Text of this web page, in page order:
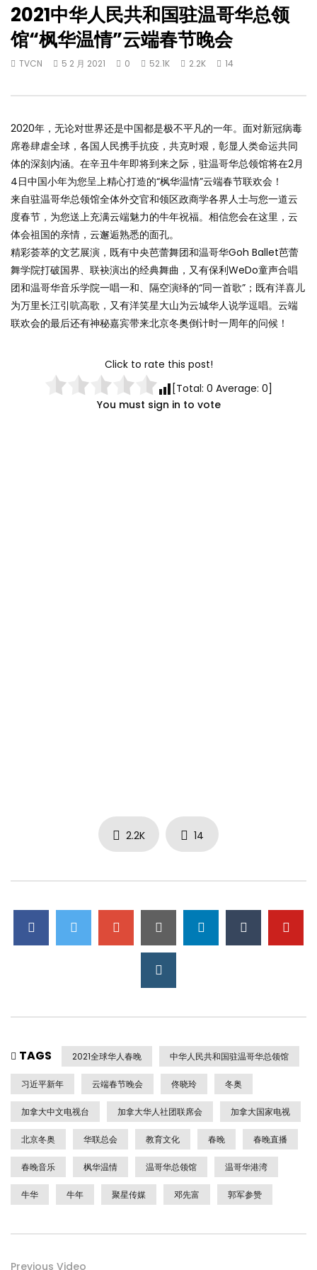
2021中华人民共和国驻温哥华总领
馆“枫华温情”云端春节晚会
TVCN 5 2 月 2021 0 52.1K 2.2K 14
2020年，无论对世界还是中国都是极不平凡的一年。面对新冠病毒
席卷肆虐全球，各国人民携手抗疫，共克时艰，彰显人类命运共同
体的深刻内涵。在辛丑牛年即将到来之际，驻温哥华总领馆将在2月
4日中国小年为您呈上精心打造的“枫华温情”云端春节联欢会！
来自驻温哥华总领馆全体外交官和领区政商学各界人士与您一道云
度春节，为您送上充满云端魅力的牛年祝福。相信您会在这里，云
体会祖国的亲情，云邂逅熟悉的面孔。
精彩荟萃的文艺展演，既有中央芭蕾舞团和温哥华Goh Ballet芭蕾
舞学院打破国界、联袂演出的经典舞曲，又有保利WeDo童声合唱
团和温哥华音乐学院一唱一和、隔空演绎的“同一首歌”；既有洋喜儿
为万里长江引吭高歌，又有洋笑星大山为云城华人说学逗唱。云端
联欢会的最后还有神秘嘉宾带来北京冬奥倒计时一周年的问候！
Click to rate this post!
[Total: 0 Average: 0]
You must sign in to vote
2.2K 14
TAGS 2021全球华人春晚 中华人民共和国驻温哥华总领馆
习近平新年 云端春节晚会 佟晓玲 冬奥
加拿大中文电视台 加拿大华人社团联席会 加拿大国家电视
北京冬奥 华联总会 教育文化 春晚 春晚直播
春晚音乐 枫华温情 温哥华总领馆 温哥华港湾
牛华 牛年 聚星传媒 邓先富 郭军参赞
Previous Video